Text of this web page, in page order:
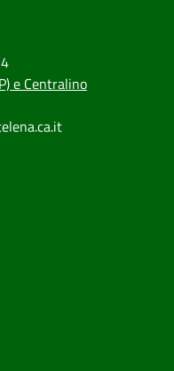
e Centralino